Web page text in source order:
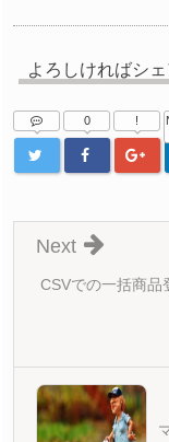
よろしければシ
0 !
CSVでの一括商品
Next